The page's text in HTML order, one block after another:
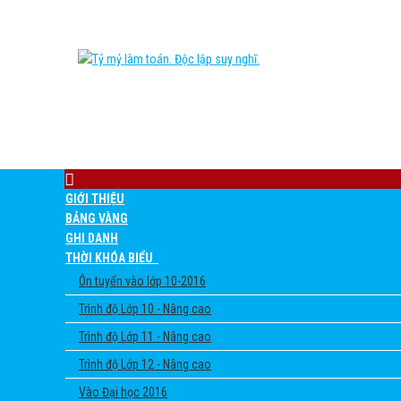
GIỚI THIỆU
BẢNG VÀNG
GHI DANH
THỜI KHÓA BIỂU
Ôn tuyển vào lớp 10-2016
Trình độ Lớp 10 - Nâng cao
Trình độ Lớp 11 - Nâng cao
Trình độ Lớp 12 - Nâng cao
Vào Đại học 2016